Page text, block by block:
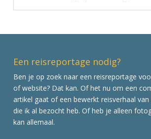
Een reisreportage nodig?
Ben je op zoek naar een reisreportage
of website? Dat kan. Of het nu om een
artikel gaat of een bewerkt reisverhaal
die ik al bezocht heb. Of heb je alleen
kan allemaal.